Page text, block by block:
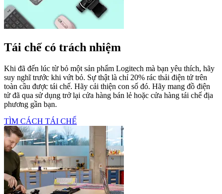
Tái chế có trách nhiệm
Khi đã đến lúc từ bỏ một sản phẩm Logitech mà bạn yêu thích, hãy
suy nghĩ trước khi vứt bỏ. Sự thật là chỉ 20% rác thải điện tử trên
toàn cầu được tái chế. Hãy cải thiện con số đó. Hãy mang đồ điện
tử đã qua sử dụng trở lại cửa hàng bán lẻ hoặc cửa hàng tái chế địa
phương gần bạn.
TÌM CÁCH TÁI CHẾ